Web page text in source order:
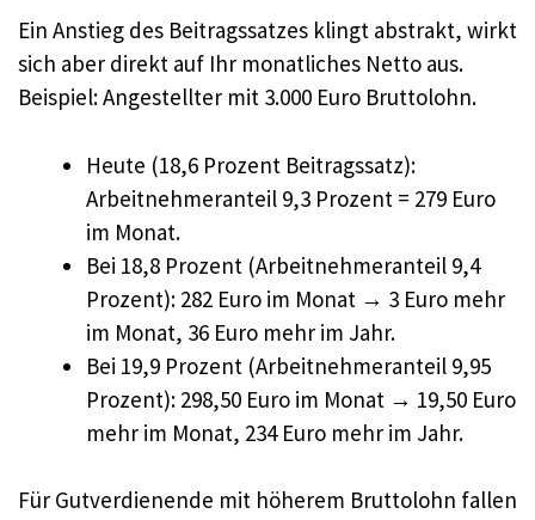
Ein Anstieg des Beitragssatzes klingt abstrakt, wirkt
sich aber direkt auf Ihr monatliches Netto aus.
Beispiel: Angestellter mit 3.000 Euro Bruttolohn.
Heute (18,6 Prozent Beitragssatz):
Arbeitnehmeranteil 9,3 Prozent = 279 Euro
im Monat.
Bei 18,8 Prozent (Arbeitnehmeranteil 9,4
Prozent): 282 Euro im Monat → 3 Euro mehr
im Monat, 36 Euro mehr im Jahr.
Bei 19,9 Prozent (Arbeitnehmeranteil 9,95
Prozent): 298,50 Euro im Monat → 19,50 Euro
mehr im Monat, 234 Euro mehr im Jahr.
Für Gutverdienende mit höherem Bruttolohn fallen